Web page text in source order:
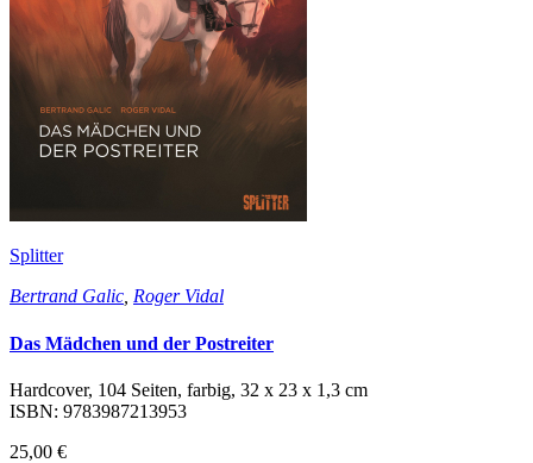
Splitter
Bertrand Galic, Roger Vidal
Das Mädchen und der Postreiter
Hardcover, 104 Seiten, farbig, 32 x 23 x 1,3 cm
ISBN: 9783987213953
25,00 €